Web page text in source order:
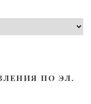
ПО ЭЛ.